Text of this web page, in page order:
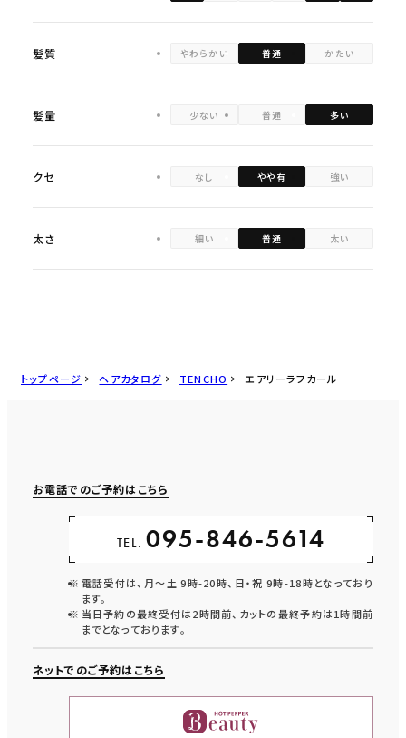
髪質 やわらかい 普通 かたい
髪量 少ない 普通 多い
クセ なし やや有 強い
太さ 細い 普通 太い
トップページ ヘアカタログ TENCHO エアリーラフカール
お電話でのご予約はこちら
TEL. 095-846-5614
電話受付は、月〜土 9時-20時、日・祝 9時-18時となっており
ます。
当日予約の最終受付は2時間前、カットの最終予約は1時間前
までとなっております。
ネットでのご予約はこちら